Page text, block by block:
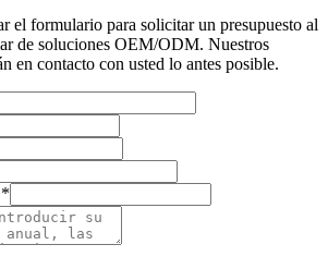
el formulario para solicitar un presupuesto al
de soluciones OEM/ODM. Nuestros
en contacto con usted lo antes posible.
*